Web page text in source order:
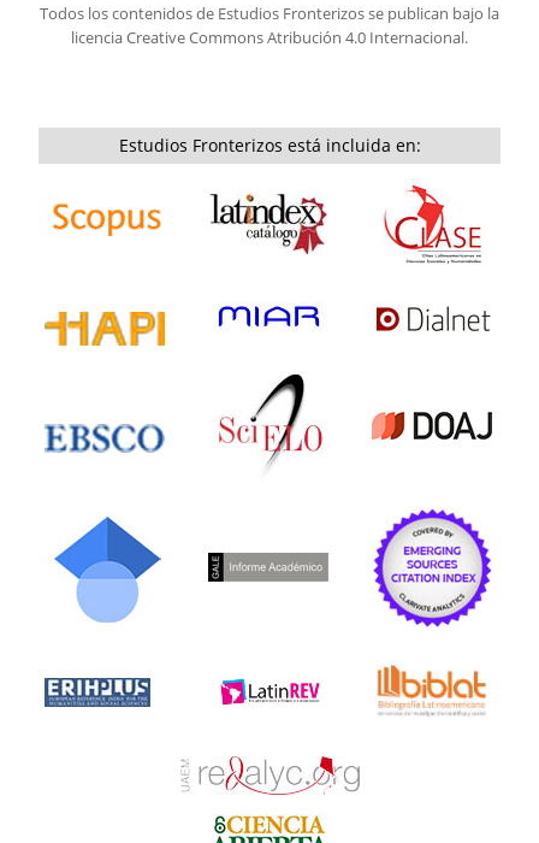
Todos los contenidos de Estudios Fronterizos se publican bajo la
licenciaCreative Commons Atribución 4.0 Internacional.
Estudios Fronterizos está incluida en: